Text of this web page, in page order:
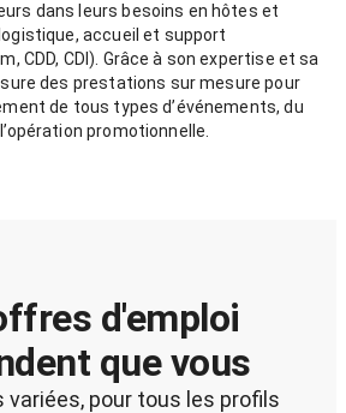
dans leurs besoins en hôtes et
accueil et support
CDD, CDI). Grâce à son expertise et sa
des prestations sur mesure pour
de tous types d’événements, du
promotionnelle.
d'emploi
que vous
variées, pour tous les profils